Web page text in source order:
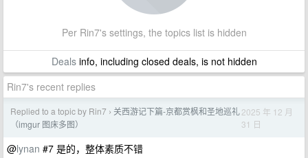
Per Rin7's settings, the topics list is hidden
Dealsinfo, including closed deals, is not hidden
Rin7's recent replies
Replied to a topic by Rin7 › 关西游记下篇-京都赏枫和圣地巡礼
（imgur 图床多图）
2025 年 12 月
31 日
@lynan #7 是的，整体素质不错